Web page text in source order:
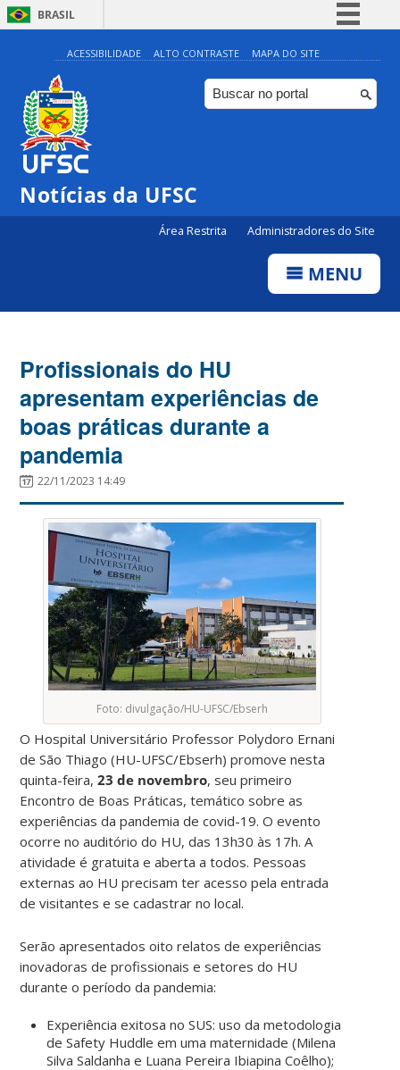
BRASIL
Simplifique!
Comunica BR
Participe
ACESSIBILIDADE ALTO CONTRASTE MAPA DO SITE
Notícias da UFSC
Área Restrita Administradores do Site
MENU
Profissionais do HU
apresentam experiências de
boas práticas durante a
pandemia
22/11/2023 14:49
Foto: divulgação/HU-UFSC/Ebserh
O Hospital Universitário Professor Polydoro Ernani
de São Thiago (HU-UFSC/Ebserh)promove nesta
quinta-feira,23 de novembro, seu primeiro
Encontro de Boas Práticas, temático sobre as
experiências da pandemia de covid-19. O evento
ocorre no auditório do HU, das 13h30 às 17h. A
atividade é gratuita e aberta a todos. Pessoas
externas ao HU precisam ter acesso pela entrada
de visitantes e se cadastrar no local.
Serão apresentados oito relatos de experiências
inovadoras de profissionais e setores do HU
durante o período da pandemia:
Experiência exitosa no SUS: uso da metodologia
de Safety Huddle em uma maternidade (Milena
Silva Saldanha e Luana Pereira Ibiapina Coêlho);